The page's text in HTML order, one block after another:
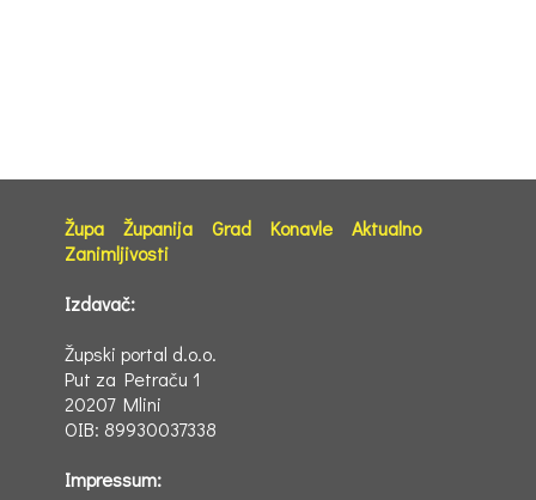
Župa Županija Grad Konavle
Aktualno
Zanimljivosti
Izdavač:
Župski portal d.o.o.
Put za Petraču 1
20207 Mlini
OIB: 89930037338
Impressum: